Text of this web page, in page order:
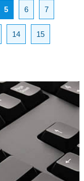
5 6 7
14 15